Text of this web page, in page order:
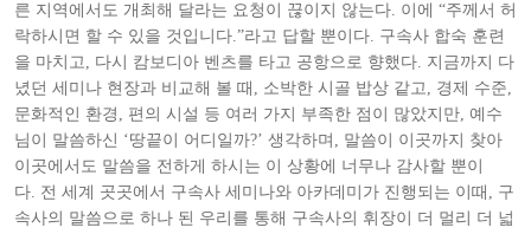
른 지역에서도 개최해 달라는 요청이 끊이지 않는다. 이에 “주께서 허
락하시면 할 수 있을 것입니다.”라고 답할 뿐이다. 구속사 합숙 훈련
을 마치고, 다시 캄보디아 벤츠를 타고 공항으로 향했다. 지금까지 다
녔던 세미나 현장과 비교해 볼 때, 소박한 시골 밥상 같고, 경제 수준,
문화적인 환경, 편의 시설 등 여러 가지 부족한 점이 많았지만, 예수
님이 말씀하신 ‘땅끝이 어디일까?’ 생각하며, 말씀이 이곳까지 찾아
이곳에서도 말씀을 전하게 하시는 이 상황에 너무나 감사할 뿐이
다. 전 세계 곳곳에서 구속사 세미나와 아카데미가 진행되는 이때, 구
속사의 말씀으로 하나 된 우리를 통해 구속사의 휘장이 더 멀리 더 넓